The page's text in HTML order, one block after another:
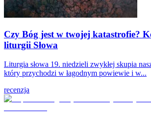
Czy Bóg jest w twojej katastrofie?
liturgii Słowa
Liturgia słowa 19. niedzieli zwykłej skupia
który przychodzi w łagodnym powiewie i w...
recenzja